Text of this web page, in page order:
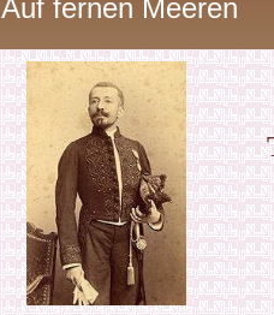
Auf fernen Meeren